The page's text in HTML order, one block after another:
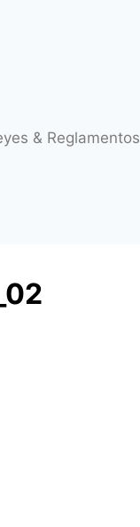
& Reglamentos